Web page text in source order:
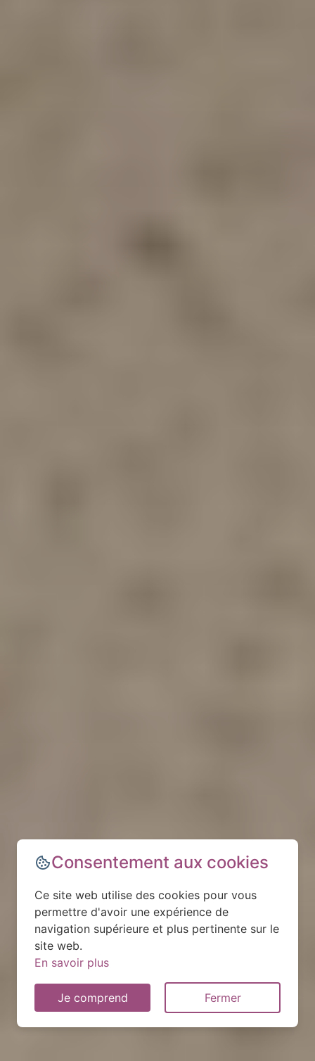
Consentement aux cookies
Ce site web utilise des cookies pour vous
permettre d'avoir une expérience de
navigation supérieure et plus pertinente sur le
site web.
En savoir plus
Je comprend Fermer